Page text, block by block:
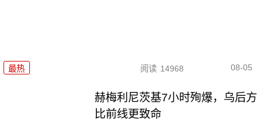
最热 阅读 14968 08-05
赫梅利尼茨基7小时殉爆，乌后方
比前线更致命